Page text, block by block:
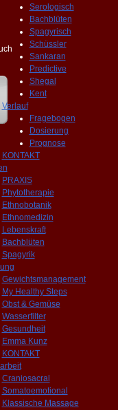
Serologisch
Bachblüten
Spagyrisch
Schüssler
Sankaran
Predictive
Shegal
Kent
Verlauf
Fragebogen
Dosierung
Prognose
KONTAKT
PRAXIS
Phytotherapie
Ethnobotanik
Ethnomedizin
Lebenskraft
Bachblüten
Spagyrik
Gewichtsmanagement
My Healthy Steps
Obst & Gemüse
Wasserfilter
Gesundheit
Emma Kunz
KONTAKT
Craniosacral
Somatoemotional
Klassische Massage